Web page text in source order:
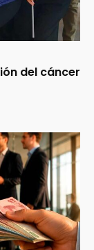
del cáncer